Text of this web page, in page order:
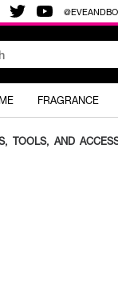
FRAGRANCE
TOOLS, AND